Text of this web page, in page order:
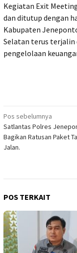
Kegiatan Exit
dan ditutup dengan
Kabupaten
Selatan terus terjalin
pengelolaan
Navigasi
pos
Pos sebelumnya
Satlantas Polres
Bagikan Ratusan Paket
Jalan.
POS TERKAIT